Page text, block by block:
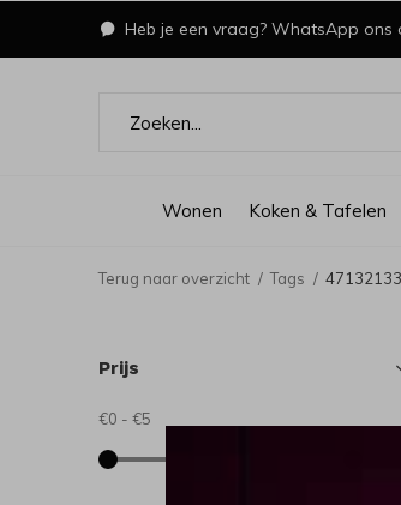
Wonen Koken & Tafelen
Heb je een vraag? WhatsApp ons
Terug naar overzicht Tags
Prijs
€0 - €5